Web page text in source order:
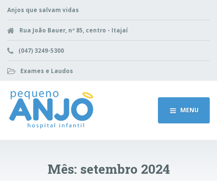
Anjos que salvam vidas
Rua João Bauer, nº 85, centro - Itajaí
(047) 3249-5300
Exames e Laudos
MENU
Mês: setembro 2024